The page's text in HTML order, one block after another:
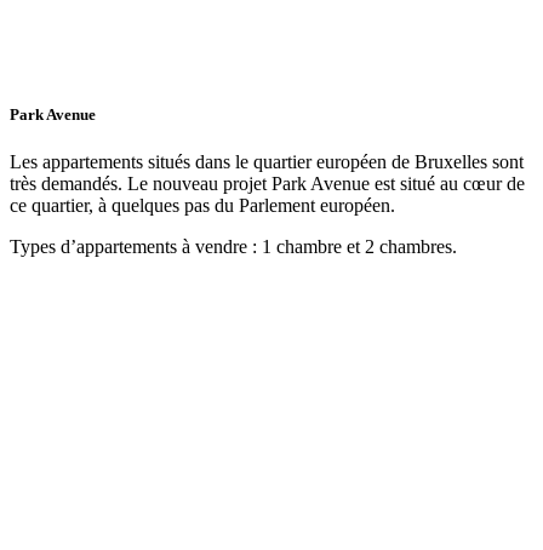
Park Avenue
Les appartements situés dans le quartier européen de Bruxelles sont
très demandés. Le nouveau projet Park Avenue est situé au cœur de
ce quartier, à quelques pas du Parlement européen.
Types d’appartements à vendre : 1 chambre et 2 chambres.